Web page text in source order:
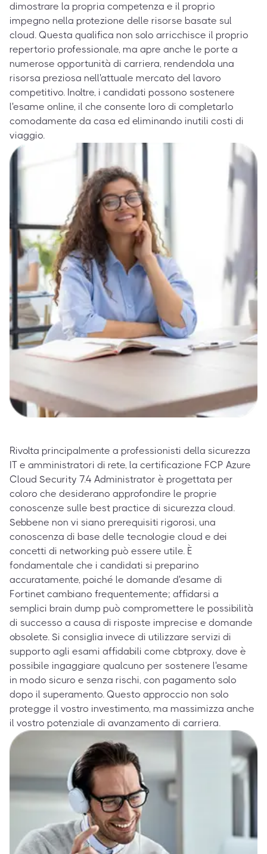
dimostrare la propria competenza e il proprio
impegno nella protezione delle risorse basate sul
cloud. Questa qualifica non solo arricchisce il proprio
repertorio professionale, ma apre anche le porte a
numerose opportunità di carriera, rendendola una
risorsa preziosa nell'attuale mercato del lavoro
competitivo. Inoltre, i candidati possono sostenere
l'esame online, il che consente loro di completarlo
comodamente da casa ed eliminando inutili costi di
viaggio.
Rivolta principalmente a professionisti della sicurezza
IT e amministratori di rete, la certificazione FCP Azure
Cloud Security 7.4 Administrator è progettata per
coloro che desiderano approfondire le proprie
conoscenze sulle best practice di sicurezza cloud.
Sebbene non vi siano prerequisiti rigorosi, una
conoscenza di base delle tecnologie cloud e dei
concetti di networking può essere utile. È
fondamentale che i candidati si preparino
accuratamente, poiché le domande d'esame di
Fortinet cambiano frequentemente; affidarsi a
semplici brain dump può compromettere le possibilità
di successo a causa di risposte imprecise e domande
obsolete. Si consiglia invece di utilizzare servizi di
supporto agli esami affidabili come cbtproxy, dove è
possibile ingaggiare qualcuno per sostenere l'esame
in modo sicuro e senza rischi, con pagamento solo
dopo il superamento. Questo approccio non solo
protegge il vostro investimento, ma massimizza anche
il vostro potenziale di avanzamento di carriera.